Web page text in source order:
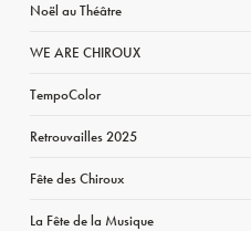
Noël au Théâtre
WE ARE CHIROUX
TempoColor
Retrouvailles 2025
Fête des Chiroux
La Fête de la Musique